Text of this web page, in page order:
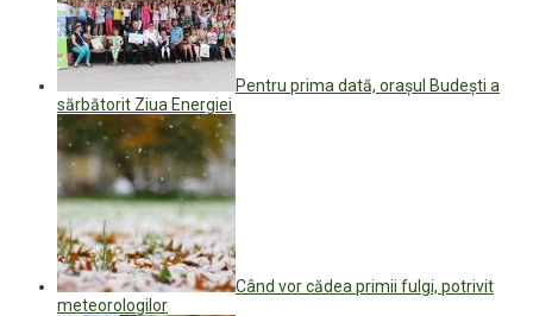
Pentru prima dată, orașul Budești a
sărbătorit Ziua Energiei
Când vor cădea primii fulgi, potrivit
meteorologilor